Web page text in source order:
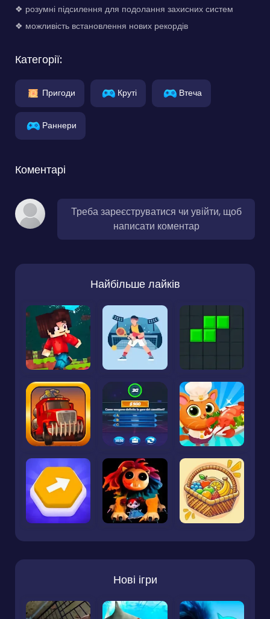
❖ розумні підсилення для подолання захисних систем
❖ можливість встановлення нових рекордів
Категорії:
Пригоди Круті Втеча
Раннери
Коментарі
Треба зареєструватися чи увійти, щоб
написати коментар
Найбільше лайків
Нові ігри